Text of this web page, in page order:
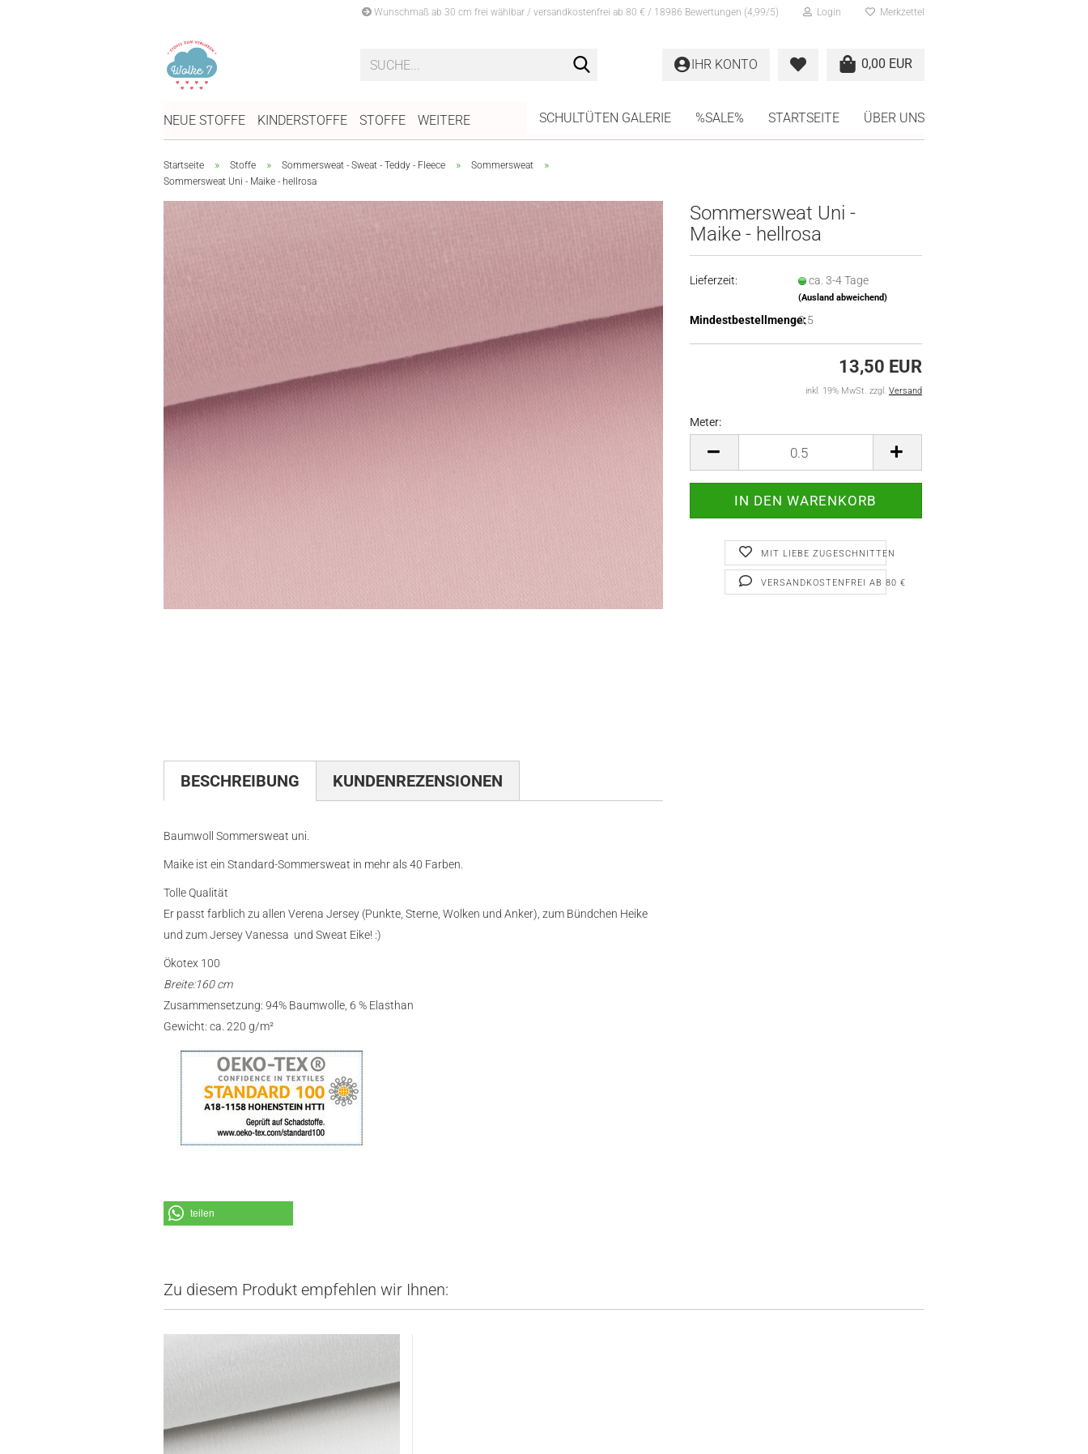
Wunschmaß ab 30 cm frei wählbar / versandkostenfrei ab 80 € / 18986 Bewertungen (4,99/5) Login Merkzettel
0,00 EUR
IHR KONTO
NEUE STOFFE KINDERSTOFFE STOFFE SCHULTÜTEN GALERIE %SALE% STARTSEITE ÜBER UNS
WEITERE
Startseite » Stoffe » Sommersweat - Sweat - Teddy - Fleece » Sommersweat »
Sommersweat Uni - Maike - hellrosa
Sommersweat Uni -
Maike - hellrosa
Lieferzeit: ca. 3-4 Tage
(Ausland abweichend)
Mindestbestellmenge:0,5
13,50 EUR
inkl. 19% MwSt. zzgl. Versand
Meter:
Meter
MIT LIEBE ZUGESCHNITTEN
VERSANDKOSTENFREI AB 80 €
BESCHREIBUNG KUNDENREZENSIONEN
Baumwoll Sommersweat uni.
Maike ist ein Standard-Sommersweat in mehr als 40 Farben.
Tolle Qualität
Er passt farblich zu allen Verena Jersey (Punkte, Sterne, Wolken und Anker), zum Bündchen Heike
und zum Jersey Vanessa und Sweat Eike! :)
Ökotex 100
Breite:160 cm
Zusammensetzung: 94% Baumwolle, 6 % Elasthan
Gewicht: ca. 220 g/m²
teilen
Zu diesem Produkt empfehlen wir Ihnen: